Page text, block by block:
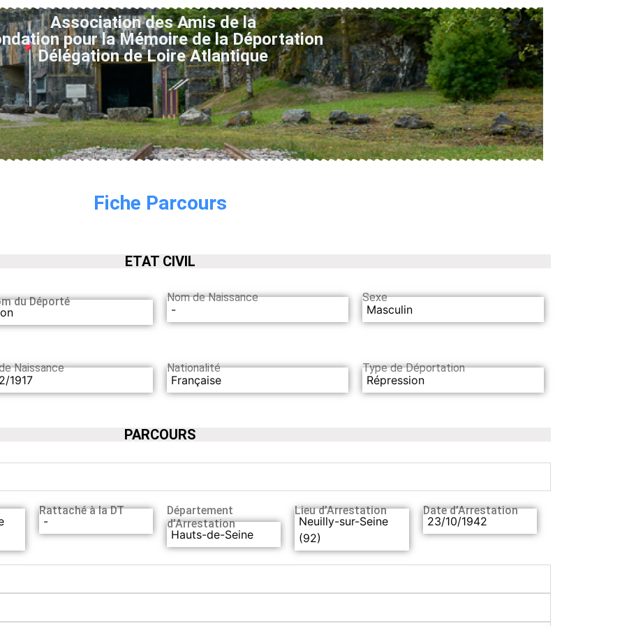
Association des Amis de la
pour la Mémoire de la Déportation
Délégation de Loire Atlantique
Fiche Parcours
ETAT CIVIL
du Déporté Nom de Naissance
-
Sexe
Masculin
Naissance
1917
Nationalité
Française
Type de Déportation
Répression
PARCOURS
Rattaché à la DT
-
Département
d’Arrestation
Hauts-de-Seine
Lieu d’Arrestation
Neuilly-sur-Seine
(92)
Date d’Arrestation
23/10/1942